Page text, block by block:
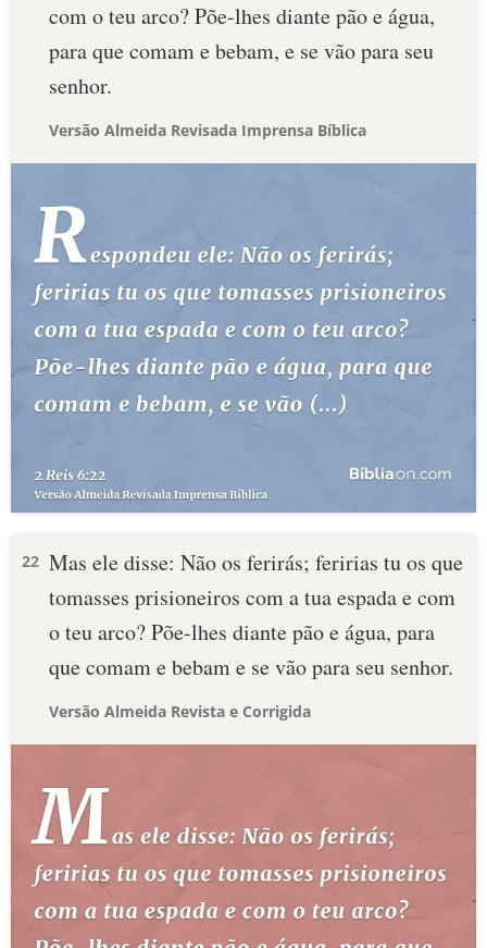
com o teu arco? Põe-lhes diante pão e água,
para que comam e bebam, e se vão para seu
senhor.
Versão Almeida Revisada Imprensa Bíblica
22 Mas ele disse: Não os ferirás; feririas tu os que
tomasses prisioneiros com a tua espada e com
o teu arco? Põe-lhes diante pão e água, para
que comam e bebam e se vão para seu senhor.
Versão Almeida Revista e Corrigida